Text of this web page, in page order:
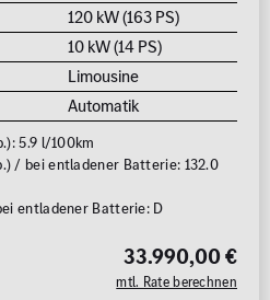
120 kW (163 PS)
10 kW (14 PS)
Limousine
Automatik
5.9 l/100km
/ bei entladener Batterie: 132.0
entladener Batterie: D
33.990,00 €
mtl. Rate berechnen